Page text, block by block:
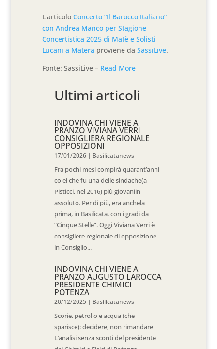
L’articolo­Concerto “Il Barocco Italiano”
con Andrea Manco per Stagione
Concertistica 2025 di Matè e Solisti
Lucani a Matera proviene daSassiLive.
Fonte: SassiLive – Read More
Ultimi articoli
INDOVINA CHI VIENE A
PRANZO VIVIANA VERRI
CONSIGLIERA REGIONALE
OPPOSIZIONI
17/01/2026 | Basilicatanews
Fra pochi mesi compirà quarant’anni
colei che fu una delle sindache(a
Pisticci, nel 2016) più giovaniin
assoluto. Per di più, era anchela
prima, in Basilicata, con i gradi da
“Cinque Stelle”. Oggi Viviana Verri è
consigliere regionale di opposizione
in Consiglio...
INDOVINA CHI VIENE A
PRANZO AUGUSTO LAROCCA
PRESIDENTE CHIMICI
POTENZA
20/12/2025 | Basilicatanews
Scorie, petrolio e acqua (che
sparisce): decidere, non rimandare
L’analisi senza sconti del presidente